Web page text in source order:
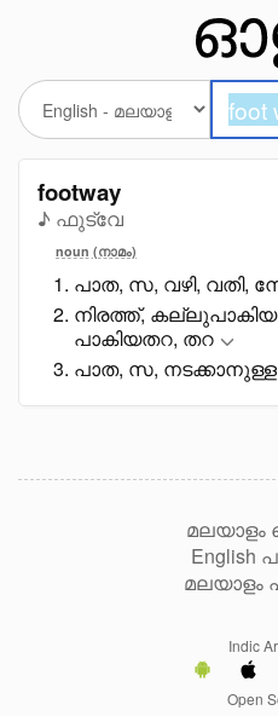
footway
♪ ഫുട്വേ
noun (നാമം)
പാത, സ, വഴി, വതി,
നിരത്ത്,
പാകിയതറ, തറ
പാത, സ,
മലയാളം
English
മലയാളം
Indic
Open